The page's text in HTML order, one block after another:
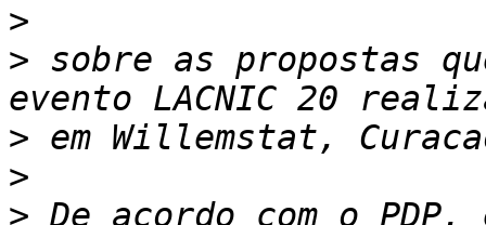
>
> sobre as propostas
>
>
> De acordo com o